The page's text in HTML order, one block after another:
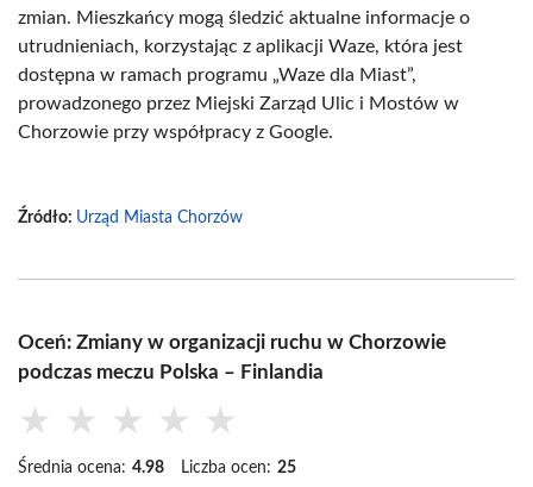
zmian. Mieszkańcy mogą śledzić aktualne informacje o
utrudnieniach, korzystając z aplikacji Waze, która jest
dostępna w ramach programu „Waze dla Miast”,
prowadzonego przez Miejski Zarząd Ulic i Mostów w
Chorzowie przy współpracy z Google.
Źródło: Urząd Miasta Chorzów
Oceń: Zmiany w organizacji ruchu w Chorzowie
podczas meczu Polska – Finlandia
★ ★ ★ ★ ★
Średnia ocena: 4.98 Liczba ocen: 25